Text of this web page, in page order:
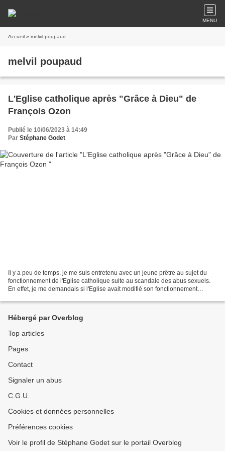
MENU
Accueil » melvil poupaud
melvil poupaud
L'Eglise catholique après "Grâce à Dieu" de
François Ozon
Publié le 10/06/2023 à 14:49
Par Stéphane Godet
Il y a peu de temps, je me suis entretenu avec un jeune prêtre au sujet du
fonctionnement de l'Eglise catholique suite au scandale des abus sexuels.
En effet, je me demandais si l'Eglise avait modifié son fonctionnement
Hébergé par Overblog
Top articles
Pages
Contact
Signaler un abus
C.G.U.
Cookies et données personnelles
Préférences cookies
Voir le profil de Stéphane Godet sur le portail Overblog